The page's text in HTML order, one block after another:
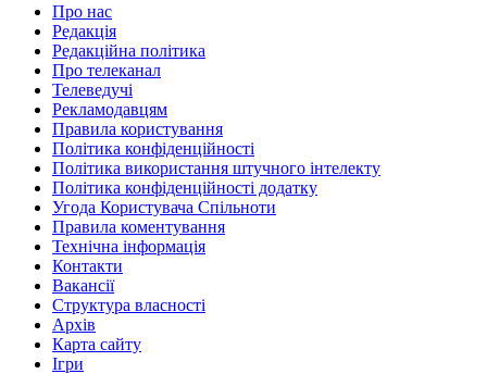
Про нас
Редакція
Редакційна політика
Про телеканал
Телеведучі
Рекламодавцям
Правила користування
Політика конфіденційності
Політика використання штучного інтелекту
Політика конфіденційності додатку
Угода Користувача Спільноти
Правила коментування
Технічна інформація
Контакти
Вакансії
Структура власності
Архів
Карта сайту
Ігри